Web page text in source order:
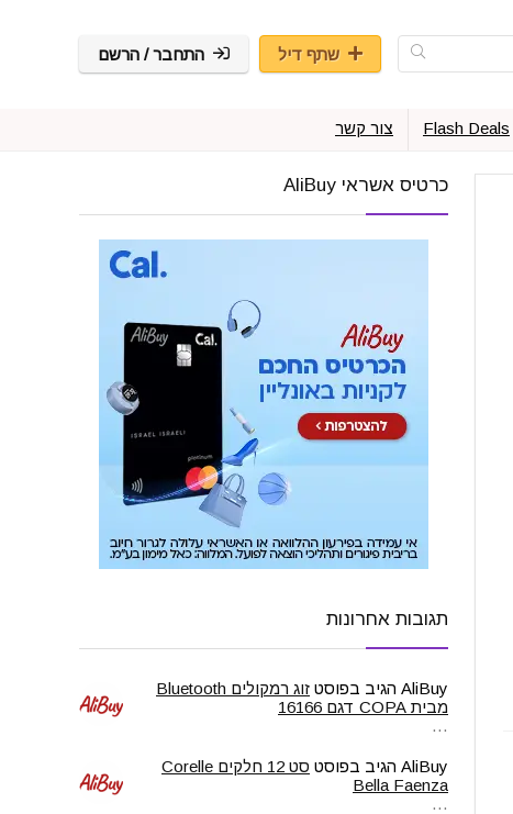
שתף דיל התחבר / הרשם
Flash Deals צור קשר
כרטיס אשראי AliBuy
תגובות אחרונות
AliBuy הגיב בפוסט
זוג רמקולים Bluetooth
מבית COPA דגם 16166
…
AliBuy הגיב בפוסט
סט 12 חלקים Corelle
Bella Faenza
…